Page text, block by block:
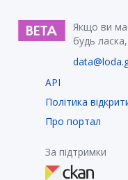
Якщо ви
будь
API
Політика
Про портал
За підтримки